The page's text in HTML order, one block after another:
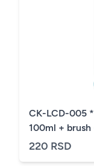
CK-LCD-005
100ml +
220 RSD